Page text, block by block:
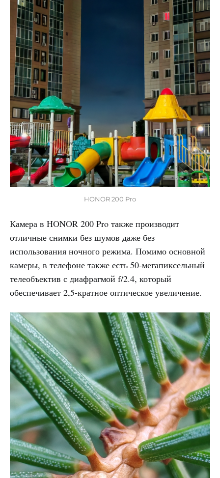
HONOR 200 Pro
Камера в HONOR 200 Pro также производит
отличные снимки без шумов даже без
использования ночного режима. Помимо основной
камеры, в телефоне также есть 50-мегапиксельный
телеобъектив с диафрагмой f/2.4, который
обеспечивает 2,5-кратное оптическое увеличение.